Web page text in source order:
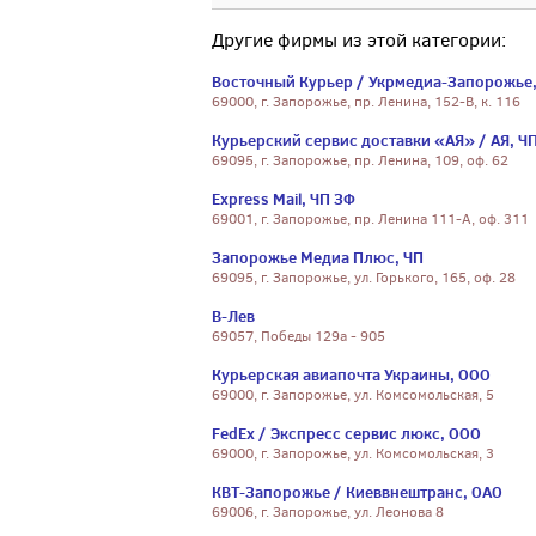
Другие фирмы из этой категории:
Восточный Курьер / Укрмедиа-
69000, г. Запорожье, пр. Ленина, 152-В, к. 116
Курьерский сервис доставки «АЯ» / АЯ, ЧП
69095, г. Запорожье, пр. Ленина, 109, оф. 62
Express Mail, ЧП ЗФ
69001, г. Запорожье, пр. Ленина 111-А, оф. 311
Запорожье Медиа Плюс, ЧП
69095, г. Запорожье, ул. Горького, 165, оф. 28
В-Лев
69057, Победы 129а - 905
Курьерская авиапочта Украины, ООО
69000, г. Запорожье, ул. Комсомольская, 5
FedEx / Экспресс сервис люкс, ООО
69000, г. Запорожье, ул. Комсомольская, 3
КВТ-Запорожье / Киеввнештранс, ОАО
69006, г. Запорожье, ул. Леонова 8